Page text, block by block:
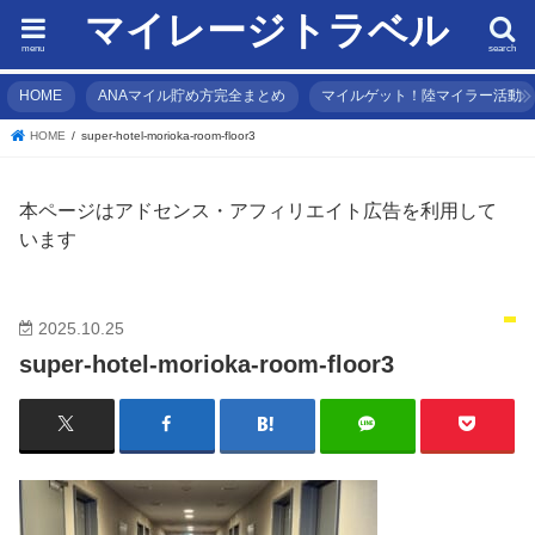
マイレージトラベル search
menu
HOME ANAマイル貯め方完全まとめ マイルゲット！陸マイラー活動
HOME super-hotel-morioka-room-floor3
本ページはアドセンス・アフィリエイト広告を利用して
います
2025.10.25
super-hotel-morioka-room-floor3